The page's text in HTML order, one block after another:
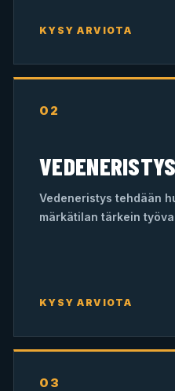
KYSY ARVIOTA
02
VEDENERISTYS
Vedeneristys tehdään
märkätilan tärkein
KYSY ARVIOTA
03